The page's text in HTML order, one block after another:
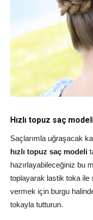
Hızlı topuz saç
Saçlarımla uğraşacak
hızlı topuz saç modeli
hazırlayabileceğiniz bu
toplayarak lastik toka ile
vermek için burgu
tokayla tutturun.